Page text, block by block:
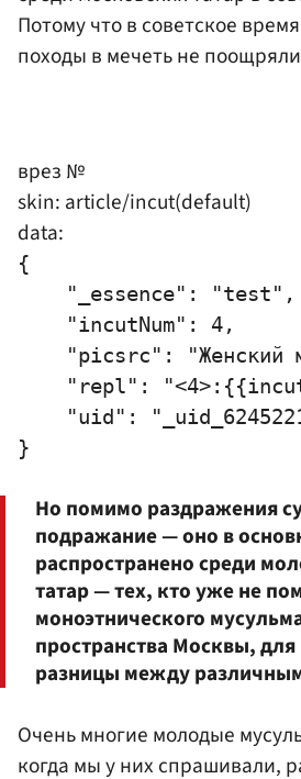
Потому что в советское
походы в мечеть не
врез №
skin: article/incut(default)
data:
{
    "_essence": "test",
    "incutNum": 4,
"picsrc": "Женский
"repl":
"uid":
Но помимо раздражения
подражание — оно в
распространено среди
татар — тех, кто уже не
моноэтнического
пространства Москвы,
разницы между
Очень многие молодые
когда мы у них спрашивали,